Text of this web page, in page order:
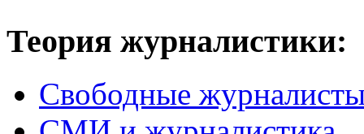
Теория журналистики:
Свободные